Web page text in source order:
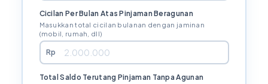
Cicilan Per Bulan Atas Pinjaman Beragunan
Masukkan total cicilan bulanan dengan jaminan
(mobil, rumah, dll)
Rp
Total Saldo Terutang Pinjaman Tanpa Agunan